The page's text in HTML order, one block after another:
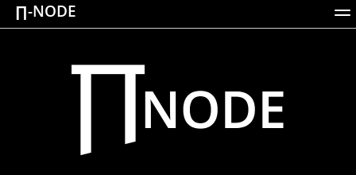
∏-NODE
ACTIONS WORKS DOCUMENTATION
BROADCASTS